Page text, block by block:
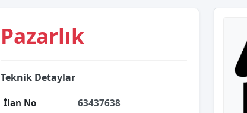
Pazarlık
Teknik Detaylar
İlan No 63437638